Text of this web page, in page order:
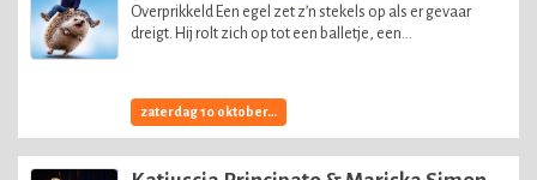
Overprikkeld Een egel zet z’n stekels op als er gevaar
dreigt. Hij rolt zich op tot een balletje, een...
zaterdag 10 oktober, 2026